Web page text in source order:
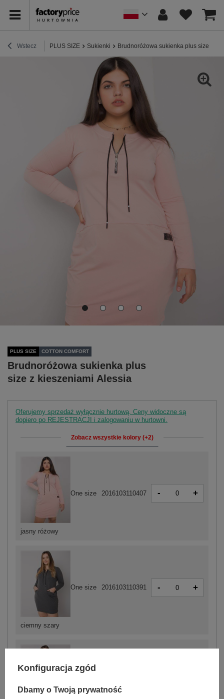
Wstecz PLUS SIZE Sukienki Brudnoróżowa sukienka plus size z
PLUS SIZE COTTON COMFORT
Brudnoróżowa sukienka plus
size z kieszeniami Alessia
Oferujemy sprzedaż wyłącznie hurtową. Ceny widoczne są
dopiero po REJESTRACJI i zalogowaniu w hurtowni.
Zobacz wszystkie kolory (+2)
ciemny szary
One size 2016103110391 - +
jasny różowy
One size 2016103110407 - +
Konfiguracja zgód
Dbamy o Twoją prywatność